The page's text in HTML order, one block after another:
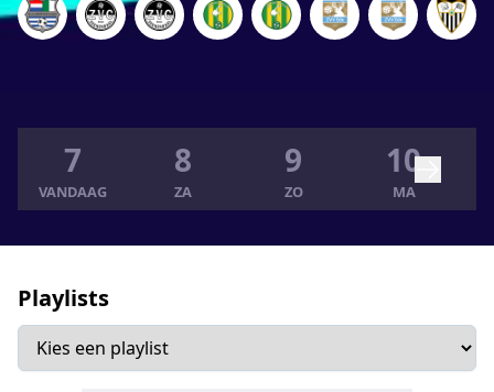
7
VANDAAG
8
ZA
9
ZO
10
MA
Playlists